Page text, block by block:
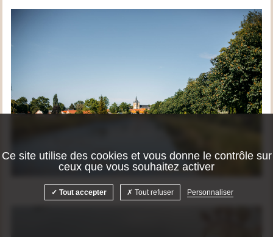
Ce site utilise des cookies et vous donne le contrôle sur
ceux que vous souhaitez activer
Tout accepter Tout refuser Personnaliser